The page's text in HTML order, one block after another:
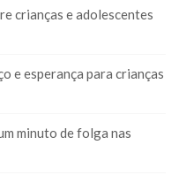
crianças e adolescentes
e esperança para crianças
minuto de folga nas